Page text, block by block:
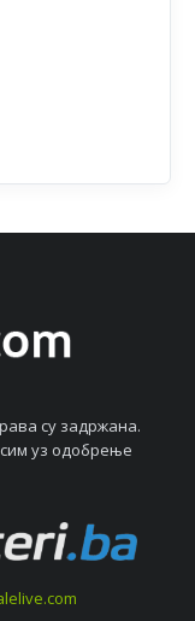
су задржана.
уз одобрeњe